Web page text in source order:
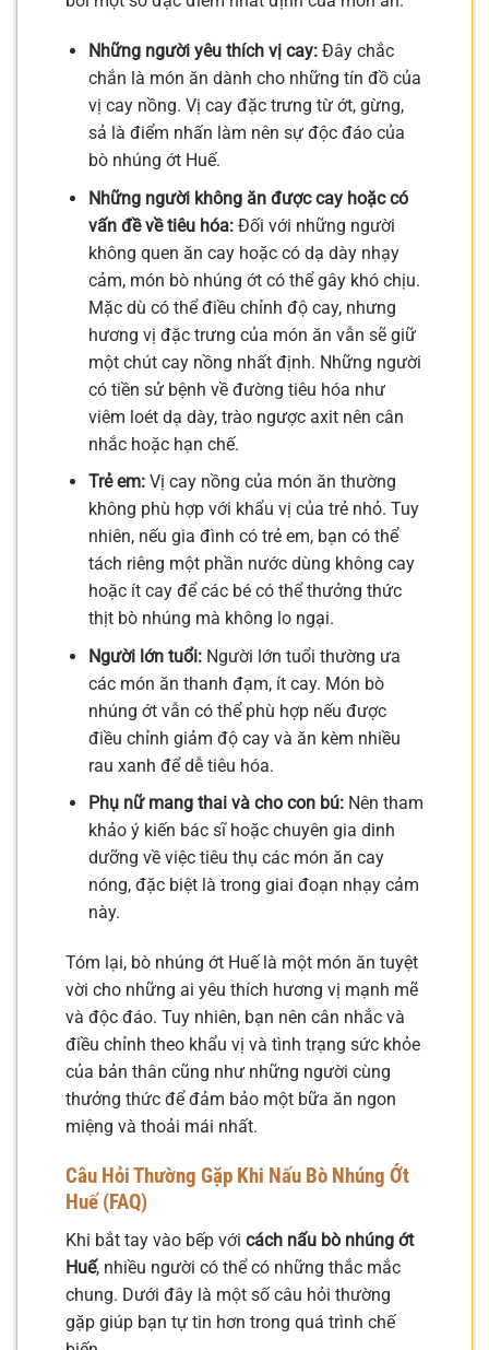
Những người yêu thích vị cay:Đây chắc
chắn là món ăn dành cho những tín đồ của
vị cay nồng. Vị cay đặc trưng từ ớt, gừng,
sả là điểm nhấn làm nên sự độc đáo của
bò nhúng ớt Huế.
Những người không ăn được cay hoặc có
vấn đề về tiêu hóa:Đối với những người
không quen ăn cay hoặc có dạ dày nhạy
cảm, món bò nhúng ớt có thể gây khó chịu.
Mặc dù có thể điều chỉnh độ cay, nhưng
hương vị đặc trưng của món ăn vẫn sẽ giữ
một chút cay nồng nhất định. Những người
có tiền sử bệnh về đường tiêu hóa như
viêm loét dạ dày, trào ngược axit nên cân
nhắc hoặc hạn chế.
Trẻ em:Vị cay nồng của món ăn thường
không phù hợp với khẩu vị của trẻ nhỏ. Tuy
nhiên, nếu gia đình có trẻ em, bạn có thể
tách riêng một phần nước dùng không cay
hoặc ít cay để các bé có thể thưởng thức
thịt bò nhúng mà không lo ngại.
Người lớn tuổi:Người lớn tuổi thường ưa
các món ăn thanh đạm, ít cay. Món bò
nhúng ớt vẫn có thể phù hợp nếu được
điều chỉnh giảm độ cay và ăn kèm nhiều
rau xanh để dễ tiêu hóa.
Phụ nữ mang thai và cho con bú:Nên tham
khảo ý kiến bác sĩ hoặc chuyên gia dinh
dưỡng về việc tiêu thụ các món ăn cay
nóng, đặc biệt là trong giai đoạn nhạy cảm
này.
Tóm lại, bò nhúng ớt Huế là một món ăn tuyệt
vời cho những ai yêu thích hương vị mạnh mẽ
và độc đáo. Tuy nhiên, bạn nên cân nhắc và
điều chỉnh theo khẩu vị và tình trạng sức khỏe
của bản thân cũng như những người cùng
thưởng thức để đảm bảo một bữa ăn ngon
miệng và thoải mái nhất.
Câu Hỏi Thường Gặp Khi Nấu Bò Nhúng Ớt
Huế (FAQ)
Khi bắt tay vào bếp với cách nấu bò nhúng ớt
Huế, nhiều người có thể có những thắc mắc
chung. Dưới đây là một số câu hỏi thường
gặp giúp bạn tự tin hơn trong quá trình chế